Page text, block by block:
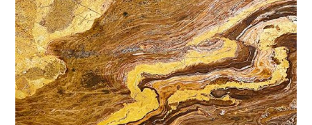
赤壁
咖啡 / 特殊 / 石材色系